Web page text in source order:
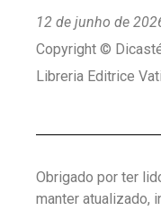
12 de junho de
Copyright ©
Libreria Editrice
Obrigado por ter
manter atualizado,